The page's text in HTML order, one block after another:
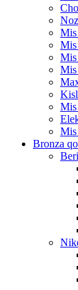
Mis
Mis
Mis
Mis
Mis
Bronza